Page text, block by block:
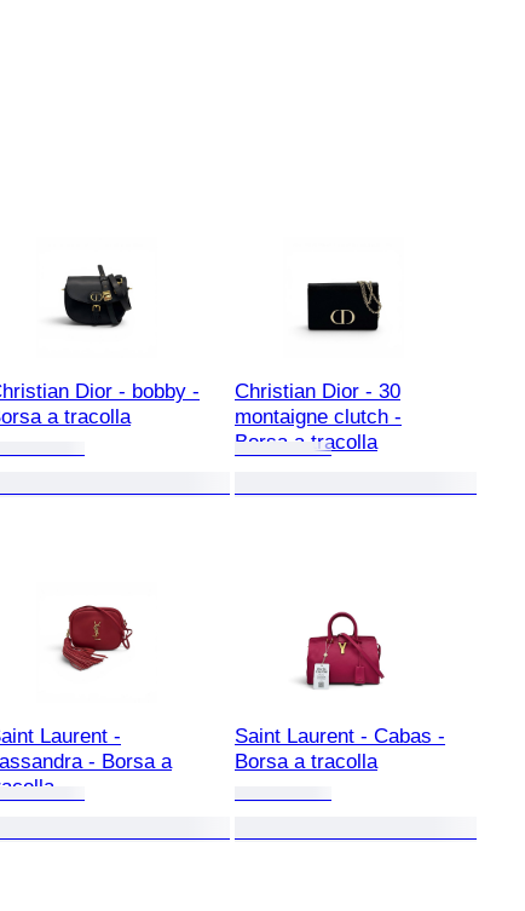
Dior - bobby -
a tracolla
Christian Dior - 30
montaigne clutch -
Borsa a tracolla
Laurent -
- Borsa a
Saint Laurent - Cabas -
Borsa a tracolla